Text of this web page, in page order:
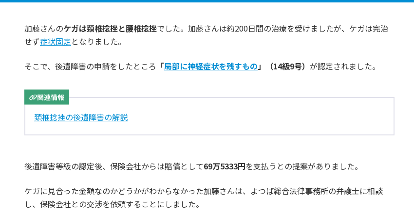
加藤さんのケガは頚椎捻挫と腰椎捻挫でした。加藤さんは約200日間の治療を受けましたが、ケガは完治
せず症状固定となりました。
そこで、後遺障害の申請をしたところ 「局部に神経症状を残すもの」（14級9号） が認定されました。
関連情報
頚椎捻挫の後遺障害の解説
後遺障害等級の認定後、保険会社からは賠償として69万5333円を支払うとの提案がありました。
ケガに見合った金額なのかどうかがわからなかった加藤さんは、よつば総合法律事務所の弁護士に相談
し、保険会社との交渉を依頼することにしました。